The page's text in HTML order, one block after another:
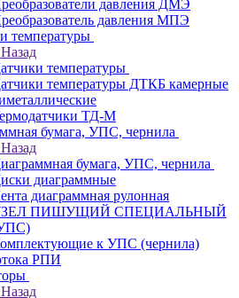
давления ДМЭ
давления МПЭ
температуры
Назад
температуры
температуры ДТКБ камерные
ТД-М
бумага, УПС, чернила
Назад
бумага, УПС, чернила
диаграммные
диаграммная рулонная
ПИШУЩИЙ СПЕЦИАЛЬНЫЙ
к УПС (чернила)
РПИ
Назад